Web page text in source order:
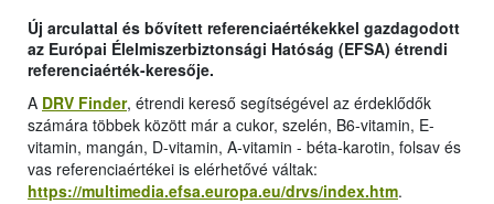
Új arculattal és bővített referenciaértékekkel gazdagodott
az Európai Élelmiszerbiztonsági Hatóság (EFSA) étrendi
referenciaérték-keresője.
A DRV Finder, étrendi kereső segítségével az érdeklődők
számára többek között már a cukor, szelén, B6-vitamin, E-
vitamin, mangán, D-vitamin, A-vitamin - béta-karotin, folsav és
vas referenciaértékei is elérhetővé váltak:
https://multimedia.efsa.europa.eu/drvs/index.htm.